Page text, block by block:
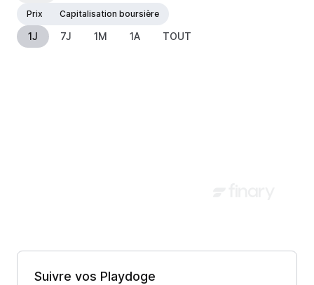
Prix
Capitalisation boursière
1J 7J 1M 1A TOUT
Suivre vos Playdoge